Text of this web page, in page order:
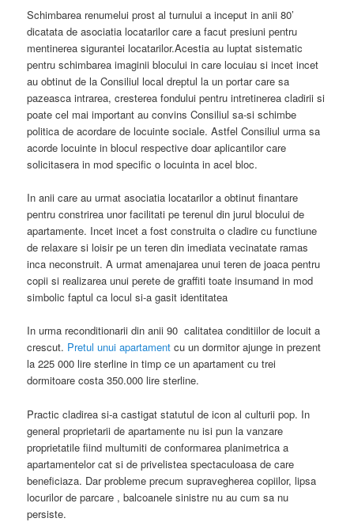
Schimbarea renumelui prost al turnului a inceput in anii 80’
dicatata de asociatia locatarilor care a facut presiuni pentru
mentinerea sigurantei locatarilor.Acestia au luptat sistematic
pentru schimbarea imaginii blocului in care locuiau si incet incet
au obtinut de la Consiliul local dreptul la un portar care sa
pazeasca intrarea, cresterea fondului pentru intretinerea cladirii si
poate cel mai important au convins Consiliul sa-si schimbe
politica de acordare de locuinte sociale. Astfel Consiliul urma sa
acorde locuinte in blocul respective doar aplicantilor care
solicitasera in mod specific o locuinta in acel bloc.
In anii care au urmat asociatia locatarilor a obtinut finantare
pentru constrirea unor facilitati pe terenul din jurul blocului de
apartamente. Incet incet a fost construita o cladire cu functiune
de relaxare si loisir pe un teren din imediata vecinatate ramas
inca neconstruit. A urmat amenajarea unui teren de joaca pentru
copii si realizarea unui perete de graffiti toate insumand in mod
simbolic faptul ca locul si-a gasit identitatea
In urma reconditionarii din anii 90 calitatea conditiilor de locuit a
crescut. Pretul unui apartament cu un dormitor ajunge in prezent
la 225 000 lire sterline in timp ce un apartament cu trei
dormitoare costa 350.000 lire sterline.
Practic cladirea si-a castigat statutul de icon al culturii pop. In
general proprietarii de apartamente nu isi pun la vanzare
proprietatile fiind multumiti de conformarea planimetrica a
apartamentelor cat si de privelistea spectaculoasa de care
beneficiaza. Dar probleme precum supravegherea copiilor, lipsa
locurilor de parcare , balcoanele sinistre nu au cum sa nu
persiste.